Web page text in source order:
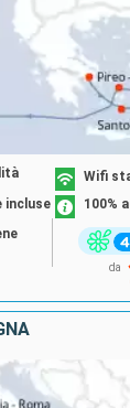
Wifi
incluse
100%
da